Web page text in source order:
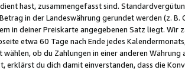
hast, zusammengefasst sind.
in der Landeswährung gerundet werden (z.
in deiner Preiskarte angegebenen Satz liegt.
etwa 60 Tage nach Ende jedes
wählen, ob du Zahlungen in einer anderen
erklärst du dich damit einverstanden, dass die